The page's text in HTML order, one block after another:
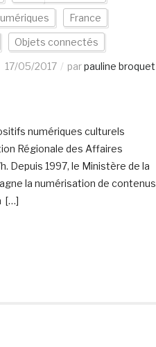
France
Objets connectés
17/05/2017 parpauline broquet
numériques culturels
Régionale des Affaires
Depuis 1997, le Ministère de la
la numérisation de contenus
[…]